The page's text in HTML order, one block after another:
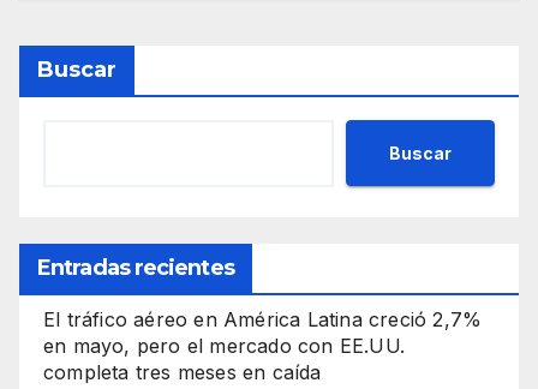
Buscar
Buscar
Entradas recientes
El tráfico aéreo en América Latina creció 2,7%
en mayo, pero el mercado con EE.UU.
completa tres meses en caída